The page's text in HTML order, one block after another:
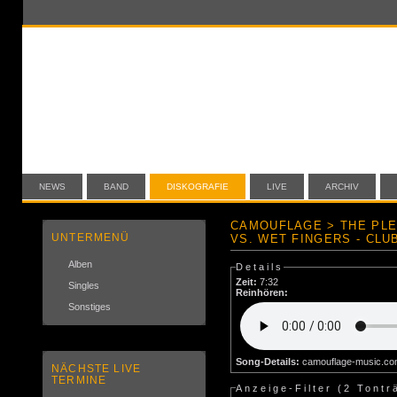
NEWS BAND DISKOGRAFIE LIVE ARCHIV
UNTERMENÜ
Alben
Singles
Sonstiges
NÄCHSTE LIVE
TERMINE
CAMOUFLAGE > THE
VS. WET FINGERS -
Details
Zeit: 7:32
Reinhören:
Song-Details: camouflage-
Anzeige-Filter (2